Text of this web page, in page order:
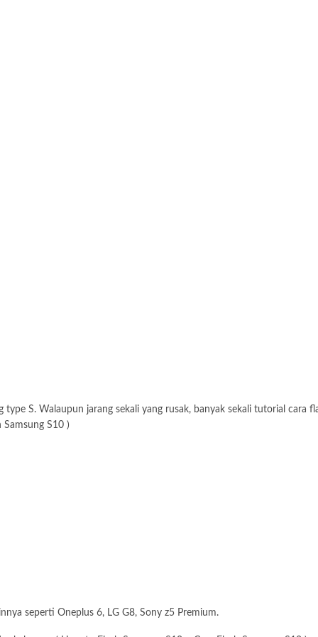
type S. Walaupun jarang sekali yang rusak, banyak sekali tutorial cara
Samsung S10 )
seperti Oneplus 6, LG G8, Sony z5 Premium.